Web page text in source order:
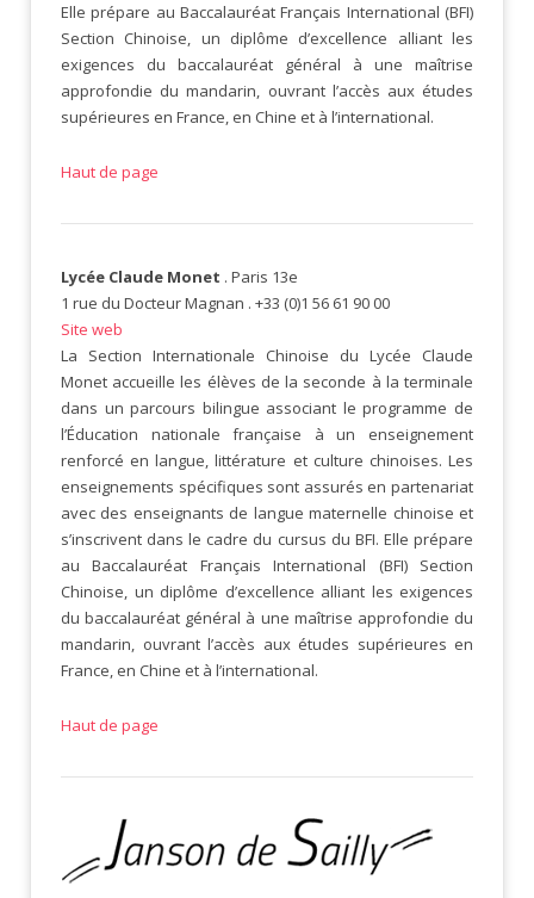
Elle prépare au Baccalauréat Français International (BFI)
Section Chinoise, un diplôme d’excellence alliant les
exigences du baccalauréat général à une maîtrise
approfondie du mandarin, ouvrant l’accès aux études
supérieures en France, en Chine et à l’international.
Haut de page
Lycée Claude Monet . Paris 13e
1 rue du Docteur Magnan . +33 (0)1 56 61 90 00
Site web
La Section Internationale Chinoise du Lycée Claude
Monet accueille les élèves de la seconde à la terminale
dans un parcours bilingue associant le programme de
l’Éducation nationale française à un enseignement
renforcé en langue, littérature et culture chinoises. Les
enseignements spécifiques sont assurés en partenariat
avec des enseignants de langue maternelle chinoise et
s’inscrivent dans le cadre du cursus du BFI. Elle prépare
au Baccalauréat Français International (BFI) Section
Chinoise, un diplôme d’excellence alliant les exigences
du baccalauréat général à une maîtrise approfondie du
mandarin, ouvrant l’accès aux études supérieures en
France, en Chine et à l’international.
Haut de page